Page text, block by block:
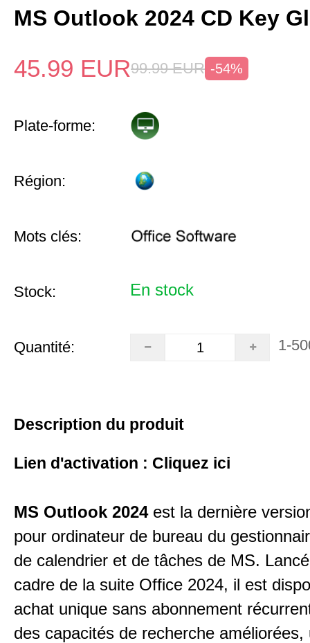
MS Outlook 2024 CD Key
45.99 EUR99.99 EUR -54%
Plate-forme:
Région:
Mots clés:
Stock: En stock
Quantité: 1-
Description du produit
Lien d'activation : Cliquez ici
MS Outlook 2024est la dernière
pour ordinateur de bureau du
de calendrier et de tâches de MS.
cadre de la suite Office 2024, il est
achat unique sans abonnement
des capacités de recherche améliorées,